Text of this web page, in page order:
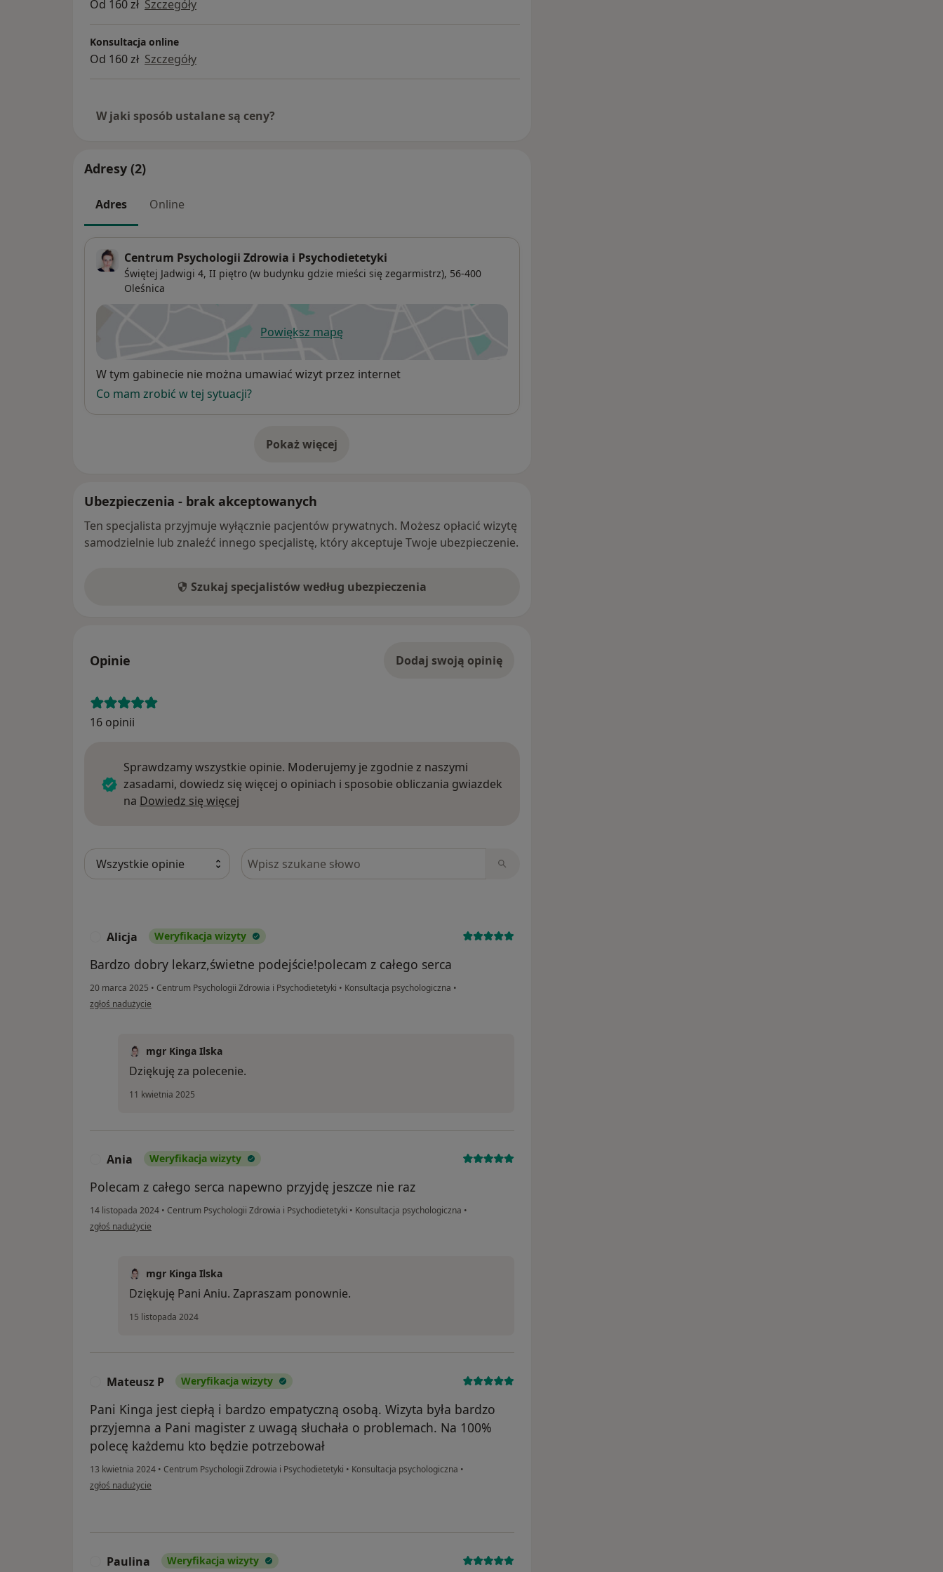
Od 160 zł Szczegóły
Konsultacja online
Od 160 zł Szczegóły
W jaki sposób ustalane są ceny?
Adresy (2)
Adres Online
Centrum Psychologii Zdrowia i Psychodietetyki
Świętej Jadwigi 4, II piętro (w budynku gdzie mieści się zegarmistrz), 56-400
Oleśnica
Powiększ mapęotwiera się w nowej karcie
Dostępność
W tym gabinecie nie można umawiać wizyt przez internet
Co mam zrobić w tej sytuacji?
Pokaż więcej
o adresie
Ubezpieczenia - brak akceptowanych
Ten specjalista przyjmuje wyłącznie pacjentów prywatnych. Możesz opłacić wizytę
samodzielnie lub znaleźć innego specjalistę, który akceptuje Twoje ubezpieczenie.
Szukaj specjalistów według ubezpieczenia
Opinie Dodaj swoją opinię
16 opinii
Sprawdzamy wszystkie opinie. Moderujemy je zgodnie z naszymi
zasadami, dowiedz się więcej o opiniach i sposobie obliczania gwiazdek
na Dowiedz się więcej
Szukaj w opiniach
Alicja Weryfikacja wizyty
Bardzo dobry lekarz,świetne podejście!polecam z całego serca
20 marca 2025 • Centrum Psychologii Zdrowia i Psychodietetyki • Konsultacja psychologiczna •
w opinii użytkownika Alicja
zgłoś nadużycie
mgr Kinga Ilska
Dziękuję za polecenie.
11 kwietnia 2025
Ania Weryfikacja wizyty
Polecam z całego serca napewno przyjdę jeszcze nie raz
14 listopada 2024 • Centrum Psychologii Zdrowia i Psychodietetyki • Konsultacja psychologiczna •
w opinii użytkownika Ania
zgłoś nadużycie
mgr Kinga Ilska
Dziękuję Pani Aniu. Zapraszam ponownie.
15 listopada 2024
Mateusz P Weryfikacja wizyty
Pani Kinga jest ciepłą i bardzo empatyczną osobą. Wizyta była bardzo
przyjemna a Pani magister z uwagą słuchała o problemach. Na 100%
polecę każdemu kto będzie potrzebował
13 kwietnia 2024 • Centrum Psychologii Zdrowia i Psychodietetyki • Konsultacja psychologiczna •
w opinii użytkownika Mateusz P
zgłoś nadużycie
Paulina Weryfikacja wizyty